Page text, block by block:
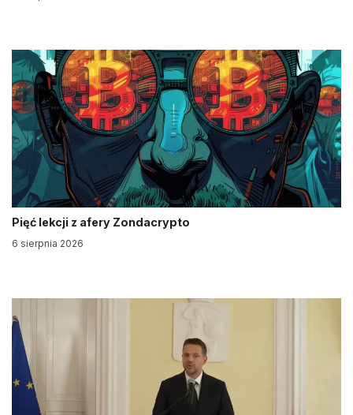
Pięć lekcji z afery Zondacrypto
6 sierpnia 2026